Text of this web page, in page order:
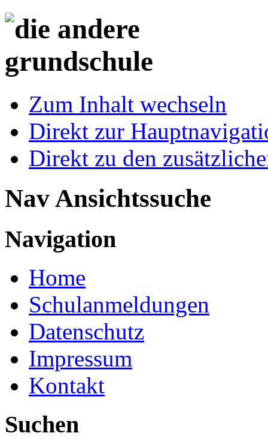
Zum Inhalt wechseln
Direkt zur
Direkt zu den
Nav Ansichtssuche
Navigation
Home
Schulanmeldungen
Datenschutz
Impressum
Kontakt
Suchen